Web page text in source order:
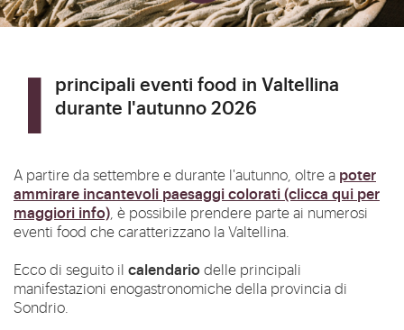
durante l'autunno 2026
A partire da settembre e durante l'autunno, oltre a poter
ammirare incantevoli paesaggi colorati (clicca qui per
maggiori info) , è possibile prendere parte ai numerosi
eventi food che caratterizzano la Valtellina.
Ecco di seguito il calendariodelle principali
manifestazioni enogastronomiche della provincia di
Sondrio.